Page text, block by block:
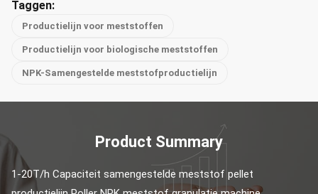
Taggen:
Productielijn voor meststoffen
Productielijn voor biologische meststoffen
NPK-Samengestelde meststofproductielijn
Product Summary
1-20T/h Capaciteit samengestelde meststof pellet